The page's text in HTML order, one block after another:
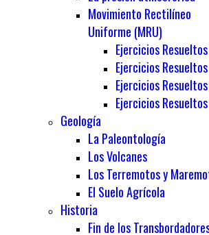
Movimiento Rectilíneo
Uniforme (MRU)
Ejercicios
Ejercicios
Ejercicios
Ejercicios
Geología
La Paleontología
Los Volcanes
Los Terremotos y
El Suelo Agrícola
Historia
Fin de los